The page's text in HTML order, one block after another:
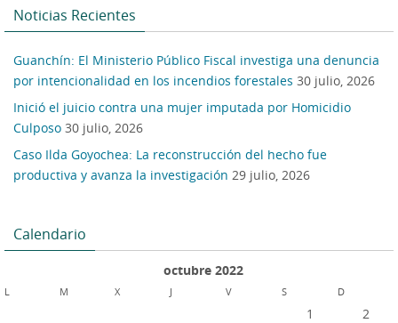
Noticias Recientes
Guanchín: El Ministerio Público Fiscal investiga una denuncia
por intencionalidad en los incendios forestales 30 julio, 2026
Inició el juicio contra una mujer imputada por Homicidio
Culposo 30 julio, 2026
Caso Ilda Goyochea: La reconstrucción del hecho fue
productiva y avanza la investigación 29 julio, 2026
Calendario
octubre 2022
L M X J V S D
1
2